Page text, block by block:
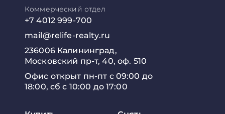
Коммерческий отдел
+7 4012 999-700
mail@relife-realty.ru
236006 Калининград,
Московский пр-т, 40, оф. 510
Офис открыт пн-пт с 09:00 до
18:00, сб с 10:00 до 17:00